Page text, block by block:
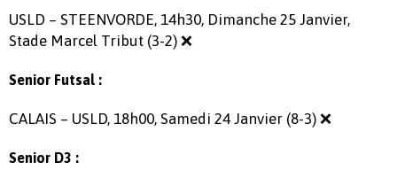
USLD – STEENVORDE, 14h30, Dimanche 25 Janvier,
Stade Marcel Tribut (3-2) ❌
Senior Futsal :
CALAIS – USLD, 18h00, Samedi 24 Janvier (8-3) ❌
Senior D3 :